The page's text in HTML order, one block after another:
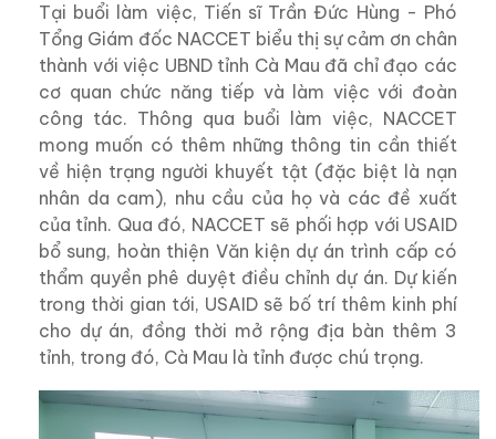
Tại buổi làm việc, Tiến sĩ Trần Đức Hùng - Phó
Tổng Giám đốc NACCET biểu thị sự cảm ơn chân
thành với việc UBND tỉnh Cà Mau đã chỉ đạo các
cơ quan chức năng tiếp và làm việc với đoàn
công tác. Thông qua buổi làm việc, NACCET
mong muốn có thêm những thông tin cần thiết
về hiện trạng người khuyết tật (đặc biệt là nạn
nhân da cam), nhu cầu của họ và các đề xuất
của tỉnh. Qua đó, NACCET sẽ phối hợp với USAID
bổ sung, hoàn thiện Văn kiện dự án trình cấp có
thẩm quyền phê duyệt điều chỉnh dự án. Dự kiến
trong thời gian tới, USAID sẽ bố trí thêm kinh phí
cho dự án, đồng thời mở rộng địa bàn thêm 3
tỉnh, trong đó, Cà Mau là tỉnh được chú trọng.